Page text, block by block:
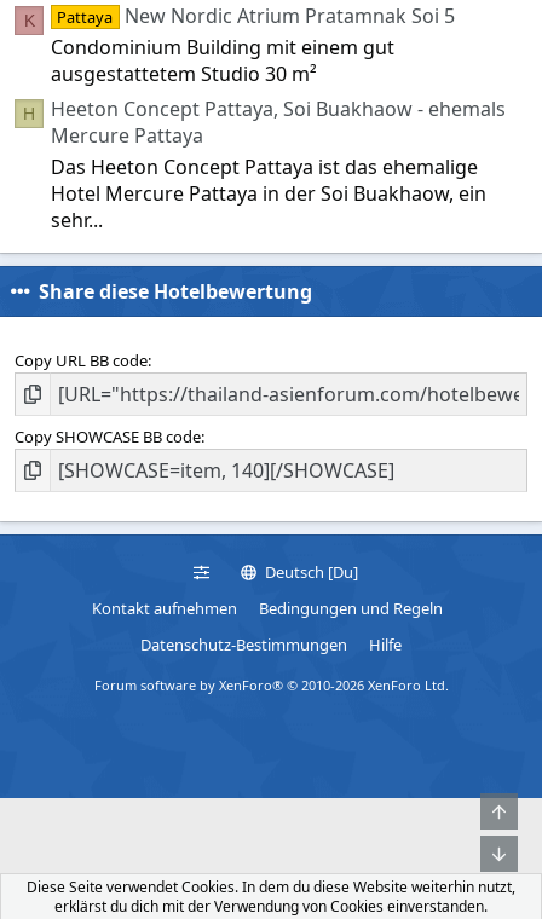
K Pattaya
New Nordic Atrium Pratamnak Soi 5
Condominium Building mit einem gut
ausgestattetem Studio 30 m²
H
Heeton Concept Pattaya, Soi Buakhaow - ehemals
Mercure Pattaya
Das Heeton Concept Pattaya ist das ehemalige
Hotel Mercure Pattaya in der Soi Buakhaow, ein
sehr...
Share diese Hotelbewertung
Copy URL BB code
Copy SHOWCASE BB code
Deutsch [Du]
Kontakt aufnehmen
Bedingungen und Regeln
Datenschutz-Bestimmungen
Hilfe
Forum software by XenForo® © 2010-2026 XenForo Ltd.
Diese Seite verwendet Cookies. In dem du diese Website weiterhin nutzt,
erklärst du dich mit der Verwendung von Cookies einverstanden.